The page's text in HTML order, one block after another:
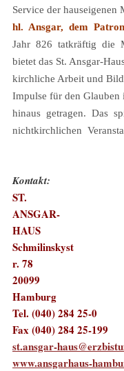
Service der
hl. Ansgar, dem
Jahr 826 tatkräftig die
bietet das St. Ansgar-
kirchliche Arbeit und
Impulse für den Glauben
hinaus getragen. Das
nichtkirchlichen
Kontakt:
ST.
ANSGAR-
HAUS
Schmilinskyst
r. 78
20099
Hamburg
Tel. (040) 284 25-0
Fax (040) 284 25-199
st.ansgar-
www.ansgarhaus-